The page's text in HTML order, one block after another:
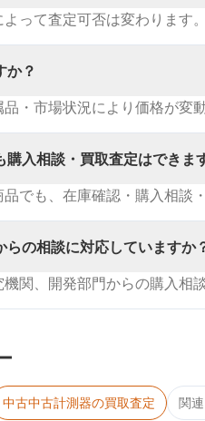
って査定可否は変わります
か？
・市場状況により価格が変
購入相談・買取査定はできま
でも、在庫確認・購入相
らの相談に対応していますか
関、開発部門からの購入
中古中古計測器の買取査定 関